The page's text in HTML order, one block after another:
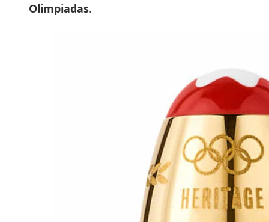
Olimpiadas.